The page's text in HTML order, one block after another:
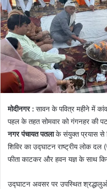
मोदीनगर :सावन के पवित्र महीने में
पहल के तहत सोमवार को गंगनहर की
नगर पंचायत पतलाके संयुक्त प्रयास से
शिविर का उद्घाटन राष्ट्रीय लोक दल
फीता काटकर और हवन यज्ञ के साथ
उद्घाटन अवसर पर उपस्थित